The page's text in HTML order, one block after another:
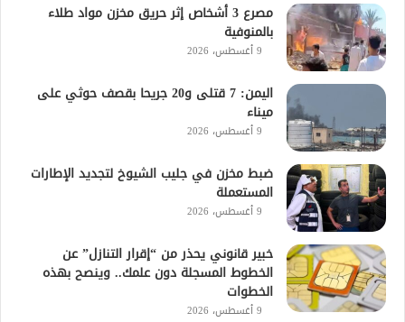
مصرع 3 أشخاص إثر حريق مخزن مواد طلاء
بالمنوفية
9 أغسطس، 2026
اليمن: 7 قتلى و20 جريحا بقصف حوثي على
ميناء
9 أغسطس، 2026
ضبط مخزن في جليب الشيوخ لتجديد الإطارات
المستعملة
9 أغسطس، 2026
خبير قانوني يحذر من “إقرار التنازل” عن
الخطوط المسجلة دون علمك.. وينصح بهذه
الخطوات
9 أغسطس، 2026